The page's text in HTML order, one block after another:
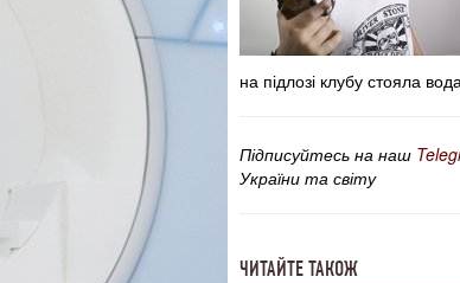
на підлозі клубу стояла
Підписуйтесь на наш
України та світу
ЧИТАЙТЕ ТАКОЖ